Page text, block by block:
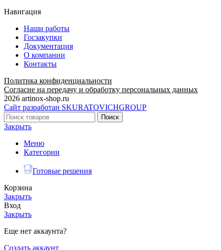
Навигация
Наши работы
Госзакупки
Документация
О компании
Контакты
Политика конфиденциальности
Согласие на передачу и обработку персональных данных
2026 artinox-shop.ru
Сайт разработан SKURATOVICHGROUP
Поиск
Закрыть
Меню
Категории
Готовые решения
Корзина
Закрыть
Вход
Закрыть
Еще нет аккаунта?
Создать аккаунт